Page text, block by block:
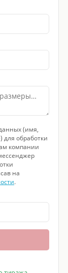
(имя,
для обработки
компании
на
.